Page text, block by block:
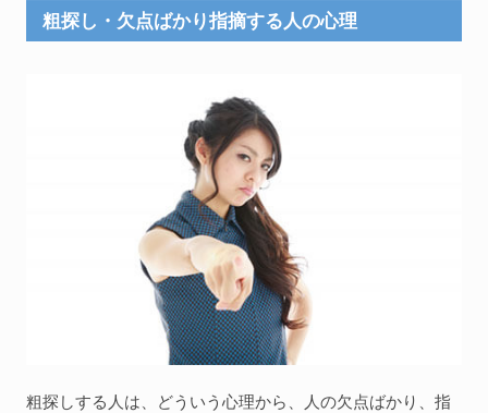
粗探し・欠点ばかり指摘する人の心理
粗探しする人は、どういう心理から、人の欠点ばかり、指